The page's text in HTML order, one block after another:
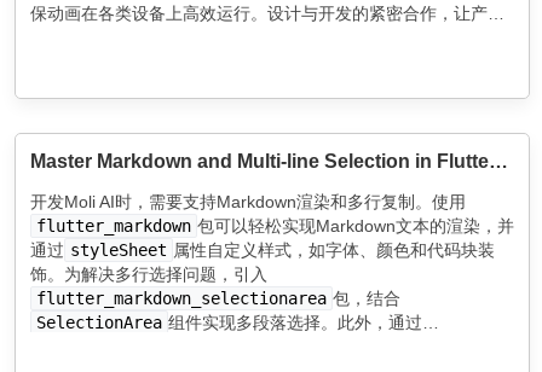
保动画在各类设备上高效运行。设计与开发的紧密合作，让产品
Master Markdown and Multi-line Selection in Flutter: A Step-by-Step Tutorial
开发Moli AI时，需要支持Markdown渲染和多行复制。使用
flutter_markdown 包可以轻松实现Markdown文本的渲染，并
通过 styleSheet 属性自定义样式，如字体、颜色和代码块装
饰。为解决多行选择问题，引入
flutter_markdown_selectionarea 包，结合
SelectionArea 组件实现多段落选择。此外，通过